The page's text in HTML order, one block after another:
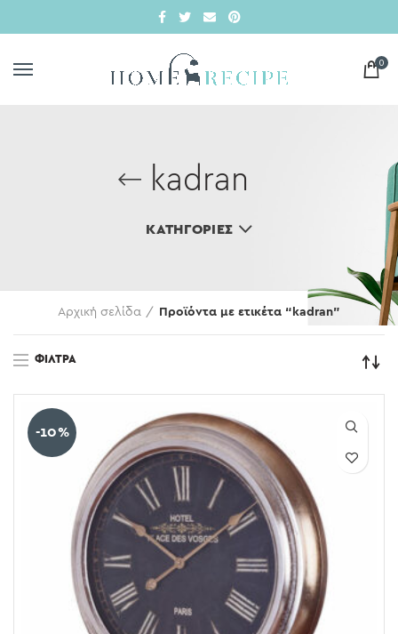
0
kadran
ΚΑΤΗΓΟΡΊΕΣ
Αρχική σελίδα Προϊόντα με ετικέτα “kadran”
ΦΊΛΤΡΑ
-10%